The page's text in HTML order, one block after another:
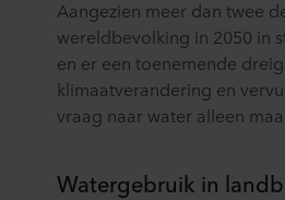
Aangezien meer dan twee
wereldbevolking in 2050 in
en er een toenemende
klimaatverandering en
vraag naar water alleen
Watergebruik in